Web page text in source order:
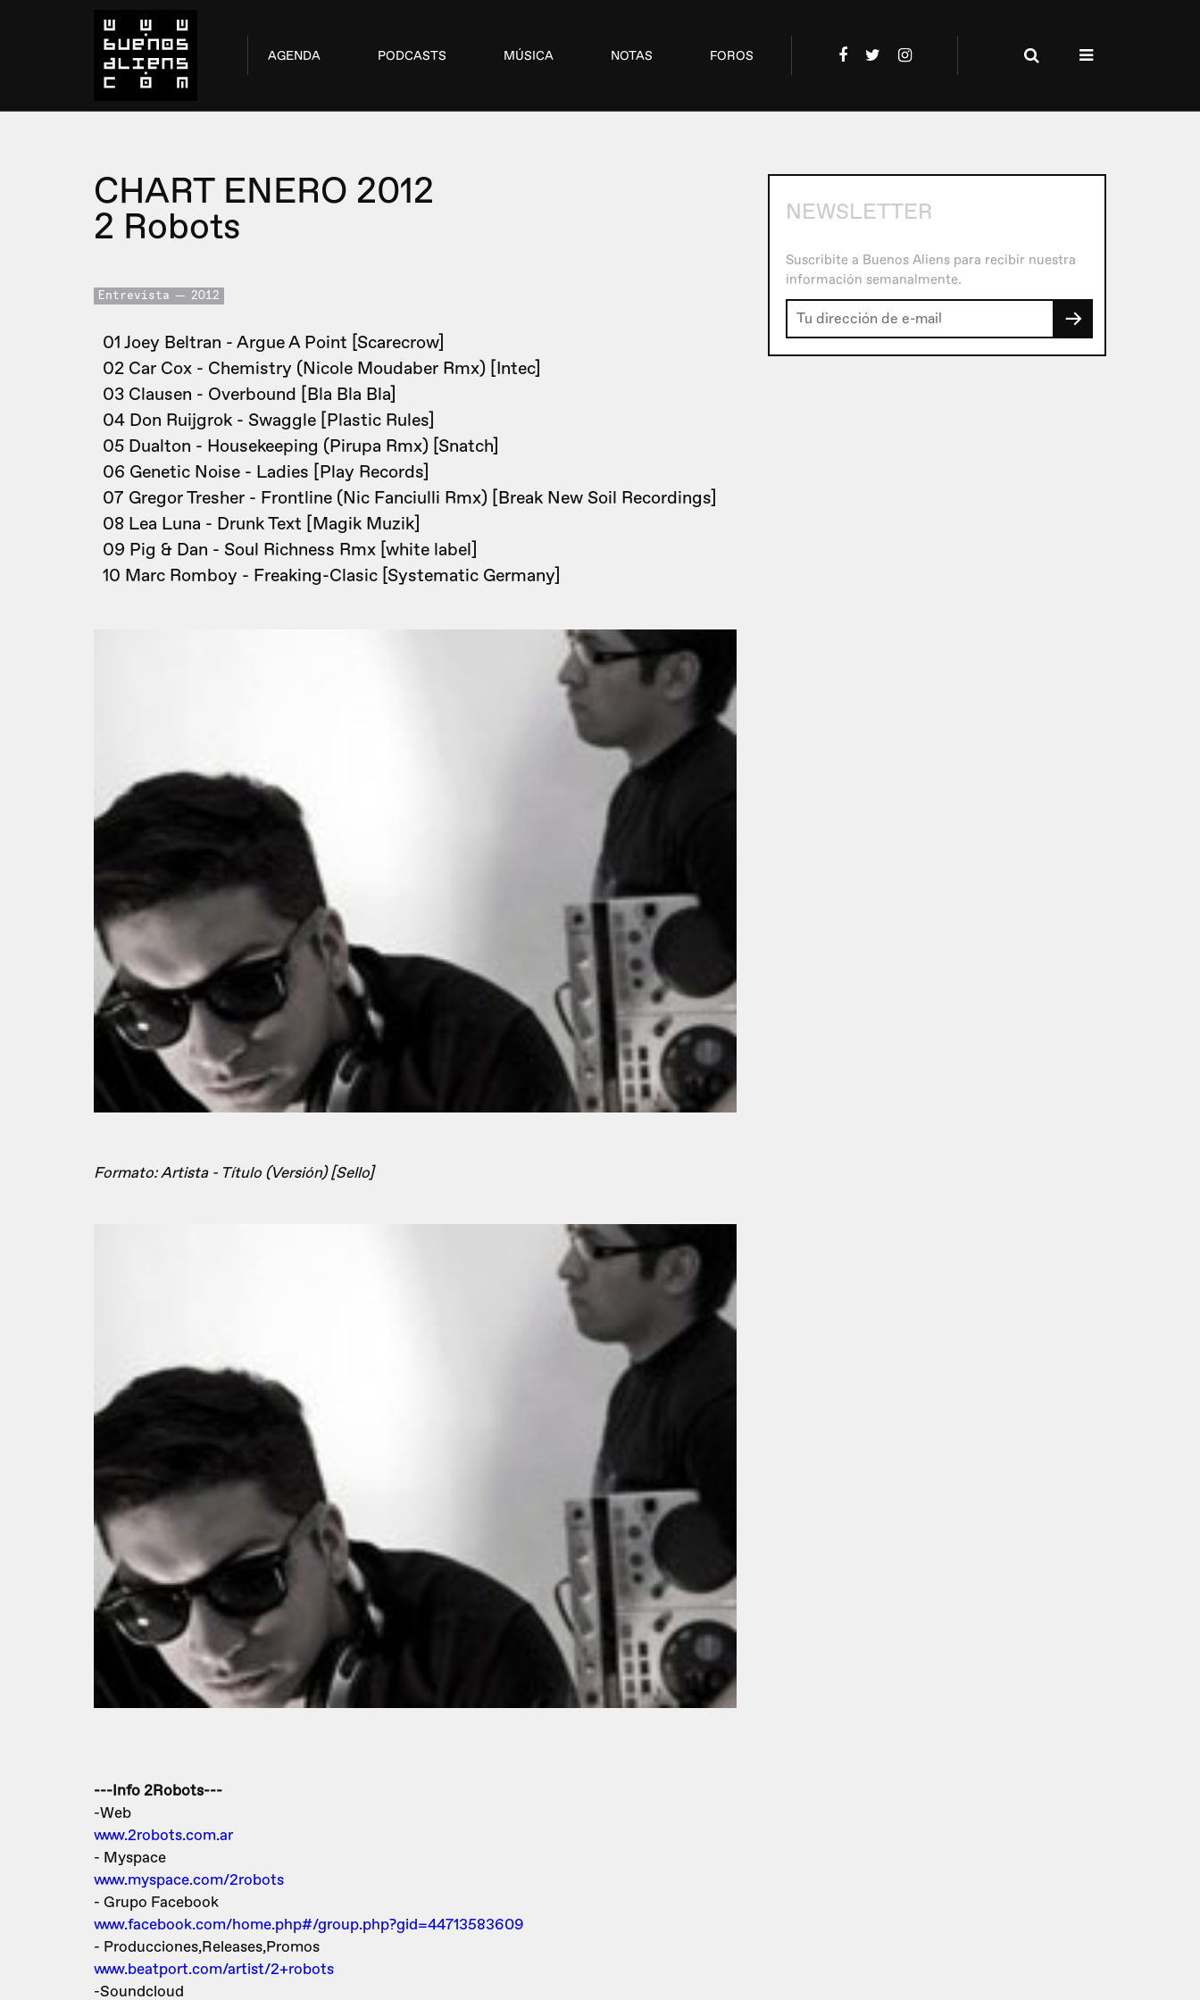
AGENDA PODCASTS MÚSICA NOTAS FOROS
CHART ENERO 2012
2 Robots
Entrevista 2012
01 Joey Beltran - Argue A Point [Scarecrow]
02 Car Cox - Chemistry (Nicole Moudaber Rmx) [Intec]
03 Clausen - Overbound [Bla Bla Bla]
04 Don Ruijgrok - Swaggle [Plastic Rules]
05 Dualton - Housekeeping (Pirupa Rmx) [Snatch]
06 Genetic Noise - Ladies [Play Records]
07 Gregor Tresher - Frontline (Nic Fanciulli Rmx) [Break New Soil Recordings]
08 Lea Luna - Drunk Text [Magik Muzik]
09 Pig & Dan - Soul Richness Rmx [white label]
10 Marc Romboy - Freaking-Clasic [Systematic Germany]
Formato: Artista - Título (Versión) [Sello]
---Info 2Robots---
-Web
www.2robots.com.ar
- Myspace
www.myspace.com/2robots
- Grupo Facebook
www.facebook.com/home.php#/group.php?gid=44713583609
- Producciones,Releases,Promos
www.beatport.com/artist/2+robots
-Soundcloud
NEWSLETTER
Suscribite a Buenos Aliens para recibir nuestra
información semanalmente.
→